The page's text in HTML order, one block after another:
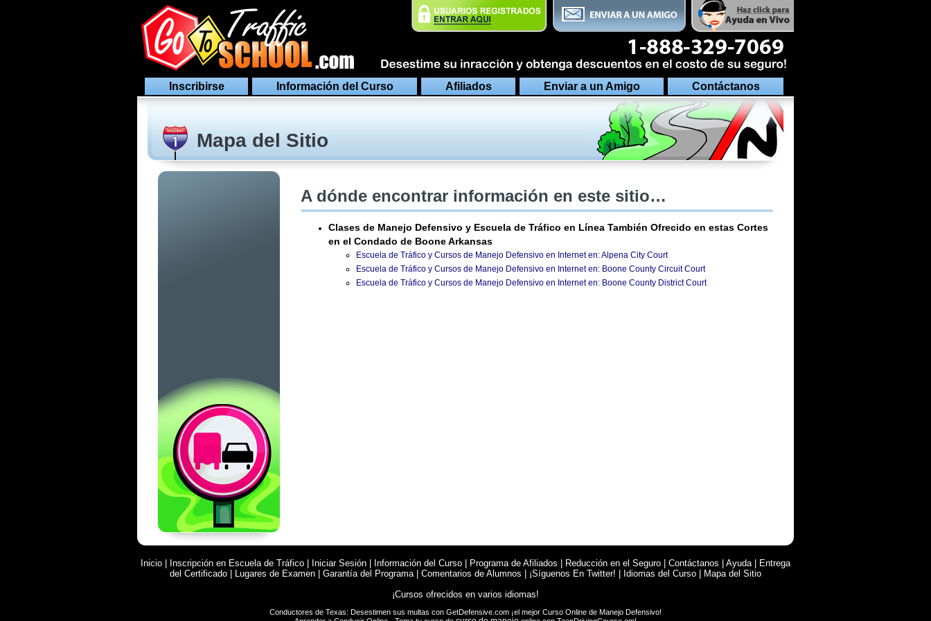
Inscribirse Información del Curso Afiliados Enviar a un Amigo Contáctanos
Mapa del Sitio
A dónde encontrar información en este sitio…
Clases de Manejo Defensivo y Escuela de Tráfico en Línea También Ofrecido en estas Cortes
en el Condado de Boone Arkansas
Escuela de Tráfico y Cursos de Manejo Defensivo en Internet en: Alpena City Court
Escuela de Tráfico y Cursos de Manejo Defensivo en Internet en: Boone County Circuit Court
Escuela de Tráfico y Cursos de Manejo Defensivo en Internet en: Boone County District Court
Inicio Inscripción en Escuela de Tráfico Iniciar Sesión Información del Curso Programa de Afiliados Reducción en el Seguro Contáctanos Ayuda|
Entrega
del Certificado
Lugares de Examen Garantía del Programa| Comentarios de Alumnos ¡Síguenos En Twitter! Idiomas del Curso
Mapa del Sitio
¡Cursos ofrecidos en varios idiomas!
Conductores de Texas: Desestimen sus multas con GetDefensive.com ¡el mejor Curso Online de Manejo Defensivo!